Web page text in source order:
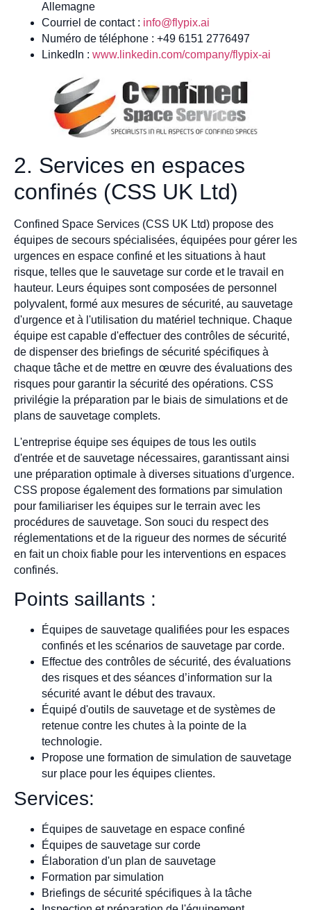
Allemagne
Courriel de contact : info@flypix.ai
Numéro de téléphone : +49 6151 2776497
LinkedIn : www.linkedin.com/company/flypix-ai
2. Services en espaces
confinés (CSS UK Ltd)
Confined Space Services (CSS UK Ltd) propose des
équipes de secours spécialisées, équipées pour gérer les
urgences en espace confiné et les situations à haut
risque, telles que le sauvetage sur corde et le travail en
hauteur. Leurs équipes sont composées de personnel
polyvalent, formé aux mesures de sécurité, au sauvetage
d'urgence et à l'utilisation du matériel technique. Chaque
équipe est capable d'effectuer des contrôles de sécurité,
de dispenser des briefings de sécurité spécifiques à
chaque tâche et de mettre en œuvre des évaluations des
risques pour garantir la sécurité des opérations. CSS
privilégie la préparation par le biais de simulations et de
plans de sauvetage complets.
L'entreprise équipe ses équipes de tous les outils
d'entrée et de sauvetage nécessaires, garantissant ainsi
une préparation optimale à diverses situations d'urgence.
CSS propose également des formations par simulation
pour familiariser les équipes sur le terrain avec les
procédures de sauvetage. Son souci du respect des
réglementations et de la rigueur des normes de sécurité
en fait un choix fiable pour les interventions en espaces
confinés.
Points saillants :
Équipes de sauvetage qualifiées pour les espaces
confinés et les scénarios de sauvetage par corde.
Effectue des contrôles de sécurité, des évaluations
des risques et des séances d’information sur la
sécurité avant le début des travaux.
Équipé d'outils de sauvetage et de systèmes de
retenue contre les chutes à la pointe de la
technologie.
Propose une formation de simulation de sauvetage
sur place pour les équipes clientes.
Services:
Équipes de sauvetage en espace confiné
Équipes de sauvetage sur corde
Élaboration d'un plan de sauvetage
Formation par simulation
Briefings de sécurité spécifiques à la tâche